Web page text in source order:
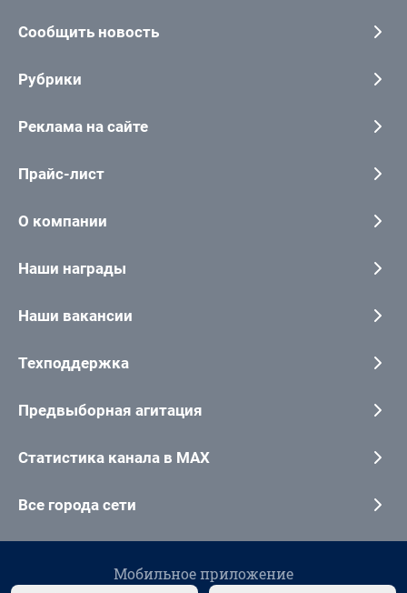
Сообщить новость
Рубрики
Реклама на сайте
Прайс-лист
О компании
Наши награды
Наши вакансии
Техподдержка
Предвыборная агитация
Статистика канала в MAX
Все города сети
Мобильное приложение